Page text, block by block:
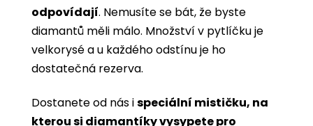
odpovídají. Nemusíte se bát, že byste
diamantů měli málo. Množství v pytlíčku je
velkorysé a u každého odstínu je ho
dostatečná rezerva.
Dostanete od nás ispeciální mističku, na
kterou si diamantíky vysypete pro